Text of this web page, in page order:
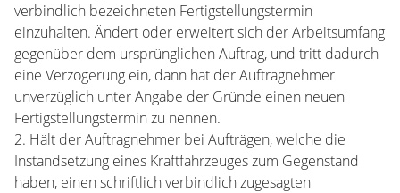
verbindlich bezeichneten Fertigstellungstermin
einzuhalten. Ändert oder erweitert sich der Arbeitsumfang
gegenüber dem ursprünglichen Auftrag, und tritt dadurch
eine Verzögerung ein, dann hat der Auftragnehmer
unverzüglich unter Angabe der Gründe einen neuen
Fertigstellungstermin zu nennen.
2. Hält der Auftragnehmer bei Aufträgen, welche die
Instandsetzung eines Kraftfahrzeuges zum Gegenstand
haben, einen schriftlich verbindlich zugesagten